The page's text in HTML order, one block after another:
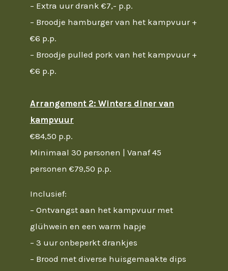
– Extra uur drank €7,- p.p.
– Broodje hamburger van het kampvuur +
€6 p.p.
– Broodje pulled pork van het kampvuur +
€6 p.p.
Arrangement 2: Winters diner van
kampvuur
€84,50 p.p.
Minimaal 30 personen | Vanaf 45
personen €79,50 p.p.
Inclusief:
– Ontvangst aan het kampvuur met
glühwein en een warm hapje
– 3 uur onbeperkt drankjes
– Brood met diverse huisgemaakte dips